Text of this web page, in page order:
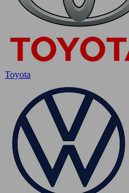
Toyota